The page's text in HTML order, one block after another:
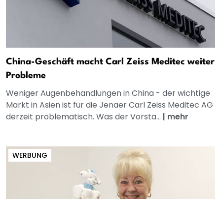
China-Geschäft macht Carl Zeiss Meditec weiter
Probleme
Weniger Augenbehandlungen in China - der wichtige
Markt in Asien ist für die Jenaer Carl Zeiss Meditec AG
derzeit problematisch. Was der Vorsta... | mehr
WERBUNG